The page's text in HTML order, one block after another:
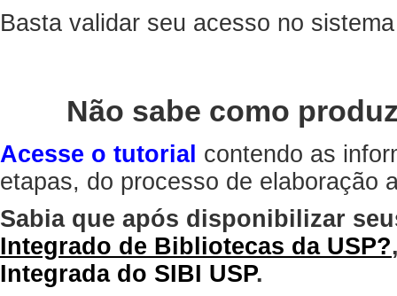
Basta validar seu acesso no
Não sabe como
Acesse o tutorial contendo as
etapas, do processo de elaboração
Sabia que após disponibilizar
Integrado de Bibliotecas da USP?
Integrada do SIBI USP.